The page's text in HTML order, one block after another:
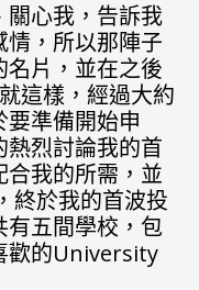
關心我，告訴我
，所以那陣子
片，並在之後
這樣，經過大約
準備開始申
烈討論我的首
我的所需，並
終於我的首波投
五間學校，包
歡的University